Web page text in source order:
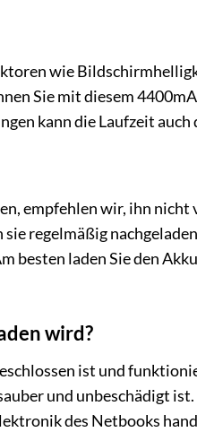
wie
Sie mit diesem
kann die Laufzeit auch
empfehlen wir, ihn
regelmäßig
besten laden Sie den
wird?
ist und
und unbeschädigt
des Netbooks